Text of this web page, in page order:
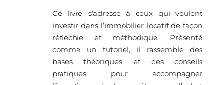
Ce livre s’adresse à ceux qui veulent
investir dans l’immobilier locatif de façon
réfléchie et méthodique. Présenté
comme un tutoriel, il rassemble des
bases théoriques et des conseils
pratiques pour accompagner